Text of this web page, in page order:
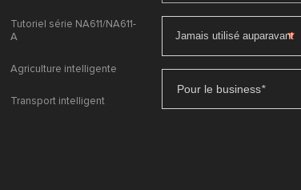
Tutoriel série NA611/NA611-
A
Agriculture intelligente
Transport intelligent
Pour le business*